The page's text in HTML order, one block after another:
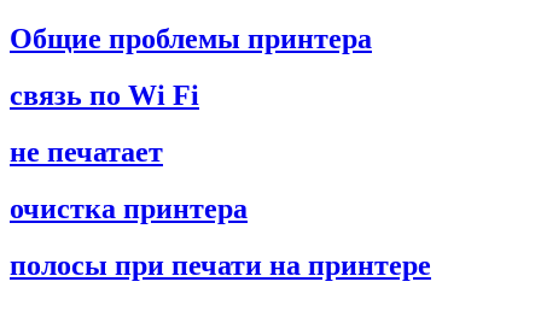
Общие проблемы принтера
связь по Wi Fi
не печатает
очистка принтера
полосы при печати на принтере